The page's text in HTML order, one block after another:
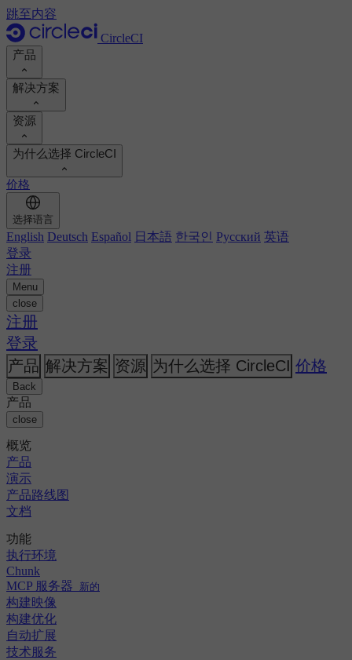
跳至内容
CircleCI
产品
产品
演示
产品路线图
执行环境
Chunk
MCP 服务器
构建映像
构建优化
自动扩展
技术服务
GitHub
GitLab
Bitbucket
AWS
GCP
Azure
Kubernetes
解决方案
开发人员
平台工程师
安全工程师
工程经理
业务领导
AI 代理
自动化
持续集成
移动应用
人工智能
发布编排
安全与合规
企业
中小企业
初创公司
资源
文档
支持门户
Orbs 注册表
图像注册表
客户案例
报告和指南
播客
博客
主题
变更日志
活动
开源
为什么选择 CircleCI
计算投资回报率
计算投资回报率
对标您的团队
查看客户成功案例
CircleCI 与 GitHub Actions
CircleCI 与 Harness
CircleCI 与 Buildkite
CircleCI 与 Jenkins
CircleCI 与 Bitrise
职业机会
合作伙伴
新闻中心
价格
选择语言
English Deutsch Español 日本語 한국인 Русский 英语
登录
注册
Menu
close
注册
登录
产品 解决方案 资源 为什么选择 CircleCI 价格
Back
产品
close
概览
产品
演示
产品路线图
文档
功能
执行环境
Chunk
MCP 服务器
新的
构建映像
构建优化
自动扩展
技术服务